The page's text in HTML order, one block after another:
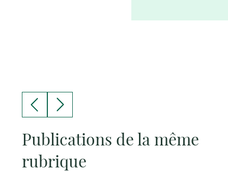
Publications de la même
rubrique